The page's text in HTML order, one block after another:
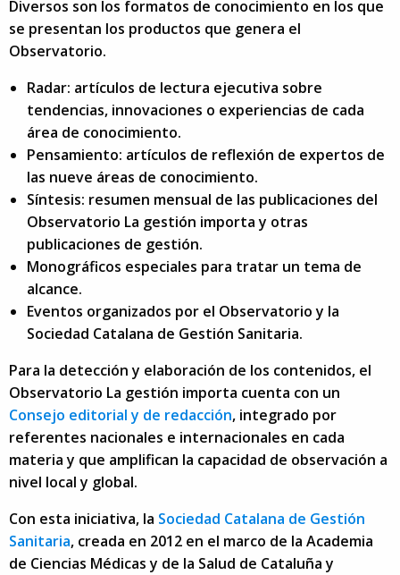
Diversos son los formatos de conocimiento en los que
se presentan los productos que genera el
Observatorio.
Radar: artículos de lectura ejecutiva sobre
tendencias, innovaciones o experiencias de cada
área de conocimiento.
Pensamiento: artículos de reflexión de expertos de
las nueve áreas de conocimiento.
Síntesis: resumen mensual de las publicaciones del
Observatorio La gestión importa y otras
publicaciones de gestión.
Monográficos especiales para tratar un tema de
alcance.
Eventos organizados por el Observatorio y la
Sociedad Catalana de Gestión Sanitaria.
Para la detección y elaboración de los contenidos, el
Observatorio La gestión importa cuenta con un
Consejo editorial y de redacción, integrado por
referentes nacionales e internacionales en cada
materia y que amplifican la capacidad de observación a
nivel local y global.
Con esta iniciativa, la Sociedad Catalana de Gestión
Sanitaria, creada en 2012 en el marco de la Academia
de Ciencias Médicas y de la Salud de Cataluña y